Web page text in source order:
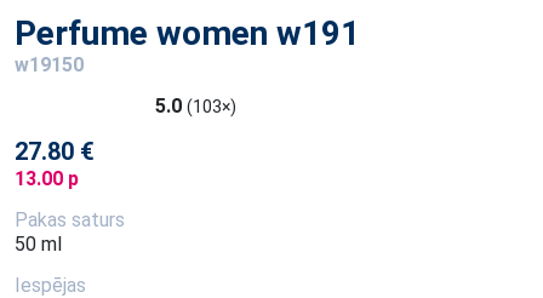
Perfume women w191
w19150
5.0 (103×)
27.80 €
13.00 p
Pakas saturs
50 ml
Iespējas